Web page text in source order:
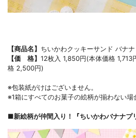
【商品名】 ちいかわクッキーサンド バナ
【価 格】 12枚入 1,850円(本体価格
格 2,500円)
※包装紙がけはございません。
※1箱にすべてのお菓子の絵柄が揃わない場
■新絵柄が仲間入り！ 『ちいかわバナナプ